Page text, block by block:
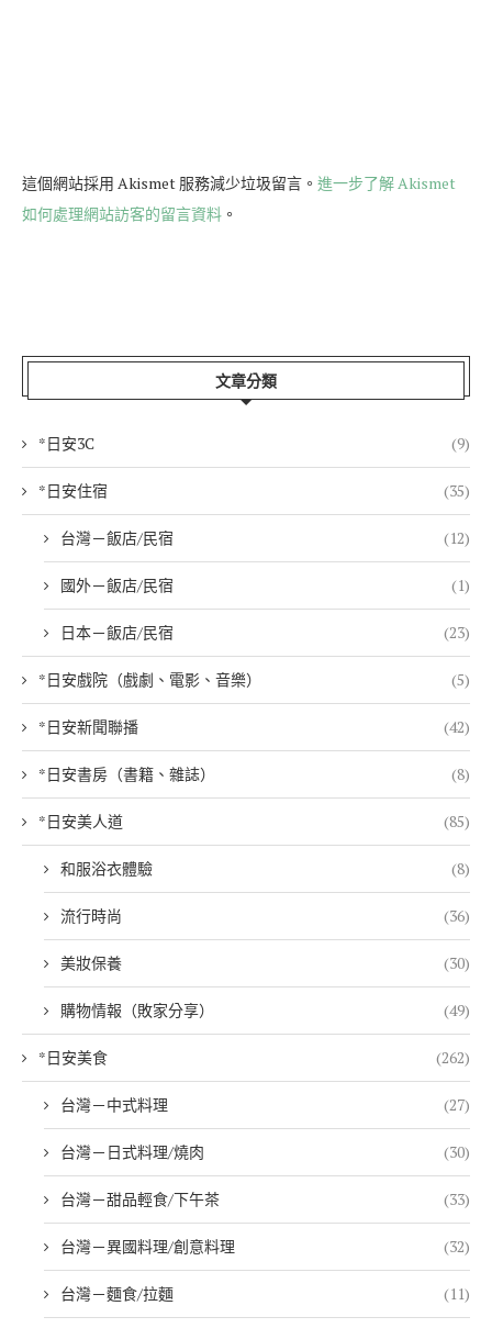
這個網站採用 Akismet 服務減少垃圾留言。 進一步了解 Akismet
如何處理網站訪客的留言資料 。
文章分類
*日安3C (9)
*日安住宿 (35)
台灣－飯店/民宿 (12)
國外－飯店/民宿 (1)
日本－飯店/民宿 (23)
*日安戲院（戲劇、電影、音樂） (5)
*日安新聞聯播 (42)
*日安書房（書籍、雜誌） (8)
*日安美人道 (85)
和服浴衣體驗 (8)
流行時尚 (36)
美妝保養 (30)
購物情報（敗家分享） (49)
*日安美食 (262)
台灣－中式料理 (27)
台灣－日式料理/燒肉 (30)
台灣－甜品輕食/下午茶 (33)
台灣－異國料理/創意料理 (32)
台灣－麵食/拉麵 (11)